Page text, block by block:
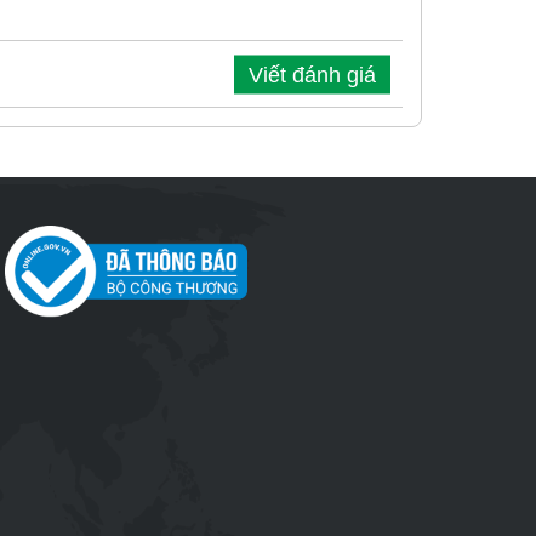
Viết đánh giá